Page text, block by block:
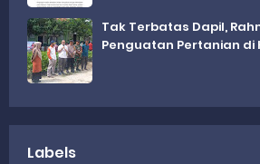
Tak Terbatas Dapil,
Penguatan Pertanian
Labels